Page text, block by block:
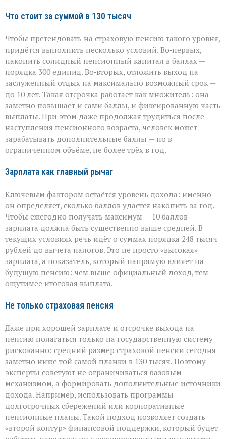
Что стоит за суммой в 130 тысяч
Чтобы претендовать на страховую пенсию такого уровня,
придётся выполнить несколько условий. Во‑первых,
накопить солидный пенсионный капитал в баллах —
порядка 300 единиц. Во‑вторых, отложить выход на
заслуженный отдых на максимально возможный срок —
до 10 лет. Такая отсрочка работает как множитель: она
заметно повышает и сами баллы, и фиксированную часть
выплаты. При этом даже продолжая трудиться после
наступления пенсионного возраста, человек может
зарабатывать дополнительные баллы — но в
ограниченном объёме, не более трёх в год.
Зарплата как главный рычаг
Ключевым фактором остаётся уровень дохода: именно
он определяет, сколько баллов удастся накопить за год.
Чтобы ежегодно получать максимум — 10 баллов —
зарплата должна быть существенно выше средней. В
текущих условиях речь идёт о суммах порядка 248 тысяч
рублей до вычета налогов. Это не просто «высокая»
зарплата, а показатель, который напрямую влияет на
будущую пенсию: чем выше официальный доход, тем
ощутимее итоговая выплата.
Не только страховая пенсия
Даже при хорошей зарплате и отсрочке выхода на
пенсию полагаться только на государственную систему
рискованно: средний размер страховой пенсии сегодня
заметно ниже той самой планки в 130 тысяч. Поэтому
эксперты советуют не ограничиваться базовым
механизмом, а формировать дополнительные источники
дохода. Например, использовать программы
долгосрочных сбережений или корпоративные
пенсионные планы. Такой подход позволяет создать
«второй контур» финансовой поддержки, который будет